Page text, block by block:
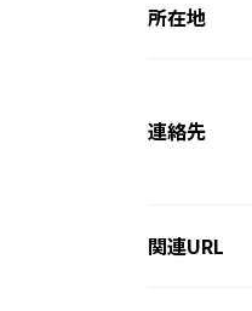
所在地
連絡先
関連URL